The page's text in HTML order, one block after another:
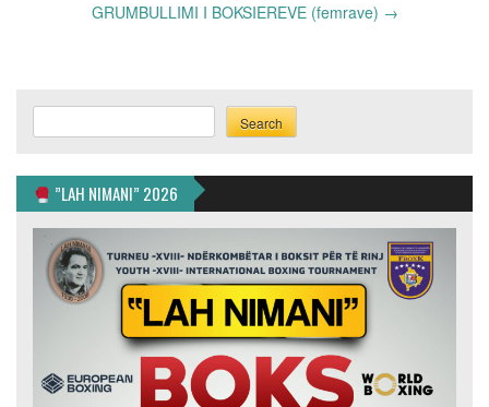
GRUMBULLIMI I BOKSIEREVE (femrave) →
Search
”LAH NIMANI” 2026